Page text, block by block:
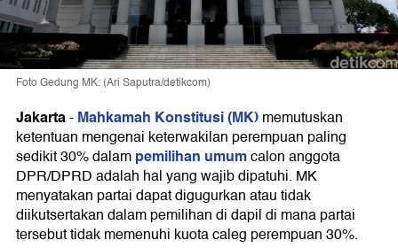
Foto Gedung MK: (Ari Saputra/detikcom)
Jakarta-Mahkamah Konstitusi (MK)memutuskan
ketentuan mengenai keterwakilan perempuan paling
sedikit 30% dalampemilihan umumcalon anggota
DPR/DPRD adalah hal yang wajib dipatuhi. MK
menyatakan partai dapat digugurkan atau tidak
diikutsertakan dalam pemilihan di dapil di mana partai
tersebut tidak memenuhi kuota caleg perempuan 30%.